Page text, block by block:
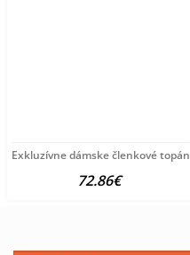
Exkluzívne dámske členkové
72.86€